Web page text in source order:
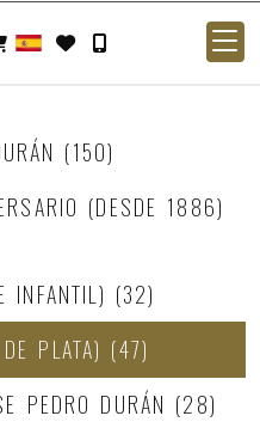
(150)
(DESDE 1886)
INFANTIL) (32)
PLATA) (47)
PEDRO DURÁN (28)